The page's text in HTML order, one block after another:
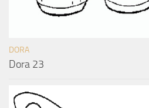
DORA
Dora 23